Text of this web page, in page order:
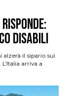
Disabili
alzerà il sipario sui
arriva a